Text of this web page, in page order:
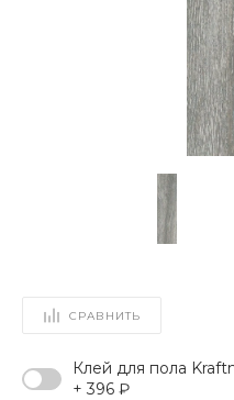
СРАВНИТЬ
Клей для пола
+ 396 ₽